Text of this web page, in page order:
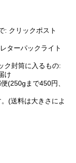
: クリックポスト
ターパックライト
ク封筒に入るもの:
け
(250gまで450円、
(送料は大きさによ